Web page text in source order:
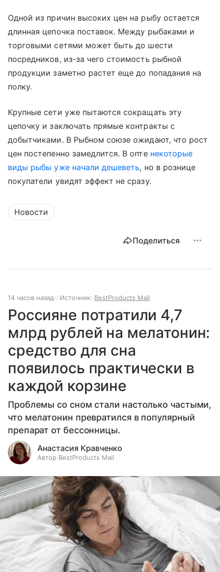
Одной из причин высоких цен на рыбу остается
длинная цепочка поставок. Между рыбаками и
торговыми сетями может быть до шести
посредников, из-за чего стоимость рыбной
продукции заметно растет еще до попадания на
полку.
Крупные сети уже пытаются сокращать эту
цепочку и заключать прямые контракты с
добытчиками. В Рыбном союзе ожидают, что рост
цен постепенно замедлится. В опте некоторые
виды рыбы уже начали дешеветь, но в рознице
покупатели увидят эффект не сразу.
Новости
Поделиться
14 часов назад Источник: BestProducts Mail
Россияне потратили 4,7
млрд рублей на мелатонин:
средство для сна
появилось практически в
каждой корзине
Проблемы со сном стали настолько частыми,
что мелатонин превратился в популярный
препарат от бессонницы.
Анастасия Кравченко
Автор BestProducts Mail